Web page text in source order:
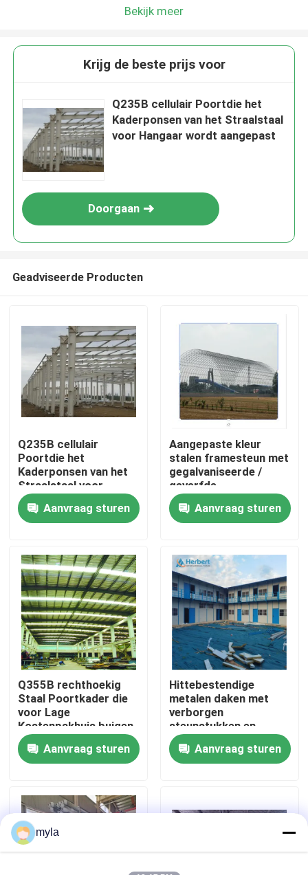
Huis
Producten
Ongeveer ons
Fabrieksreis
Kwaliteitscontrole
Contacteer ons
Nieuws
staal ruimtekaders
Bekijk meer
Krijg de beste prijs voor
Q235B cellulair Poortdie het
Kaderponsen van het Straalstaal
voor Hangaar wordt aangepast
Doorgaan
Geadviseerde Producten
Q235B cellulair
Poortdie het
Kaderponsen van het
Straalstaal voor
Hangaar wordt
aangepast
Aanvraag sturen
Aangepaste kleur
stalen framesteun met
gegalvaniseerde /
geverfde
oppervlaktebehandeling
Aanvraag sturen
Q355B rechthoekig
Staal Poortkader die
voor Lage
Kostenpakhuis buigen
Aanvraag sturen
Hittebestendige
metalen daken met
verborgen
steunstukken en
isolatiepads
Aanvraag sturen
myla